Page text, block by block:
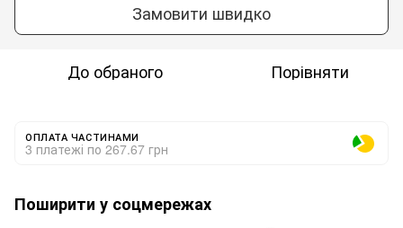
Замовити швидко
До обраного Порівняти
ОПЛАТА ЧАСТИНАМИ
3 платежі по 267.67 грн
Поширити у соцмережах